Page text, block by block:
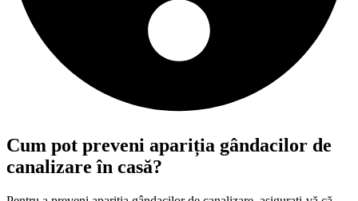
Cum pot preveni apariția gândacilor de
canalizare în casă?